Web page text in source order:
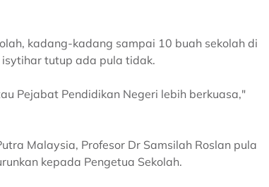
kadang-kadang sampai 10 buah sekolah di
isytihar tutup ada pula tidak.
Pejabat Pendidikan Negeri lebih berkuasa,"
Malaysia, Profesor Dr Samsilah Roslan pula
kepada Pengetua Sekolah.